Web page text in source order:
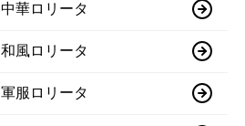
中華ロリータ
和風ロリータ
軍服ロリータ